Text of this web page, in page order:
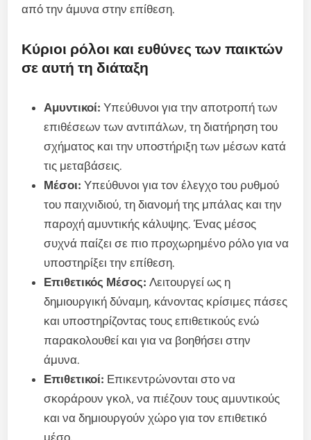
από την άμυνα στην επίθεση.
Κύριοι ρόλοι και ευθύνες των παικτών
σε αυτή τη διάταξη
Αμυντικοί: Υπεύθυνοι για την αποτροπή των
επιθέσεων των αντιπάλων, τη διατήρηση του
σχήματος και την υποστήριξη των μέσων κατά
τις μεταβάσεις.
Μέσοι: Υπεύθυνοι για τον έλεγχο του ρυθμού
του παιχνιδιού, τη διανομή της μπάλας και την
παροχή αμυντικής κάλυψης. Ένας μέσος
συχνά παίζει σε πιο προχωρημένο ρόλο για να
υποστηρίξει την επίθεση.
Επιθετικός Μέσος: Λειτουργεί ως η
δημιουργική δύναμη, κάνοντας κρίσιμες πάσες
και υποστηρίζοντας τους επιθετικούς ενώ
παρακολουθεί και για να βοηθήσει στην
άμυνα.
Επιθετικοί: Επικεντρώνονται στο να
σκοράρουν γκολ, να πιέζουν τους αμυντικούς
και να δημιουργούν χώρο για τον επιθετικό
μέσο.